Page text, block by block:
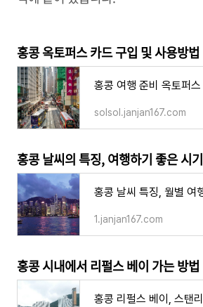
홍콩 옥토퍼스 카드 구입 및 사용방법
solsol.janjan167.com
홍콩 날씨의 특징, 여행하기 좋은 시기
1.janjan167.com
홍콩 시내에서 리펄스 베이 가는 방법